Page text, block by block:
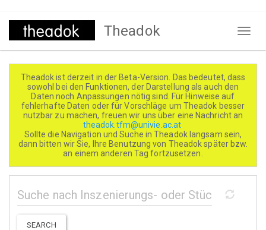
Direkt
Theadok
Theadok ist derzeit in der Beta-Version. Das bedeutet, dass
sowohl bei den Funktionen, der Darstellung als auch den
Daten noch Anpassungen nötig sind. Für Hinweise auf
fehlerhafte Daten oder für Vorschläge um Theadok besser
nutzbar zu machen, freuen wir uns über eine Nachricht an
theadok.tfm@univie.ac.at
Sollte die Navigation und Suche in Theadok langsam sein,
dann bitten wir Sie, Ihre Benutzung von Theadok später bzw.
an einem anderen Tag fortzusetzen.
SEARCH